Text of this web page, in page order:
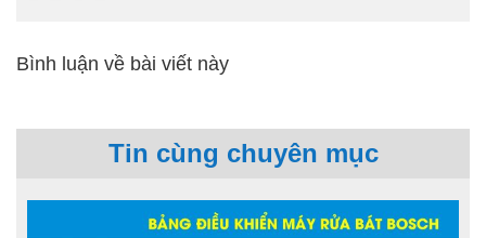
Bình luận về bài viết này
Tin cùng chuyên mục